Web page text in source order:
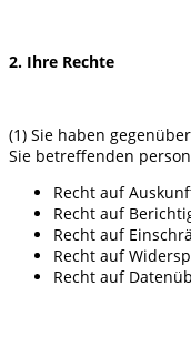
2. Ihre Rechte
(1) Sie haben
Sie betreffenden
Recht auf
Recht auf
Recht auf
Recht auf
Recht auf